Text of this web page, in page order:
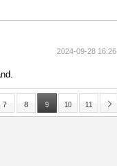
2024-09-28 16:26
7 8 9 10 11